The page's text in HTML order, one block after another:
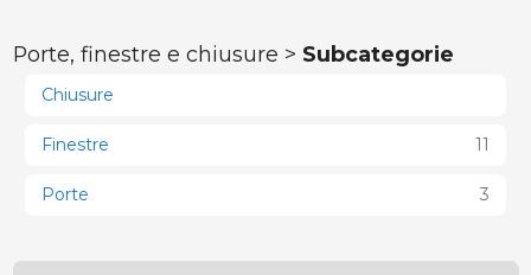
Porte, finestre e chiusure > Subcategorie
Chiusure
Finestre 11
Porte 3